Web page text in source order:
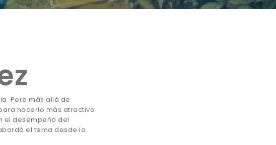
Pero más allá de
hacerlo más atractivo
el desempeño del
el tema desde la